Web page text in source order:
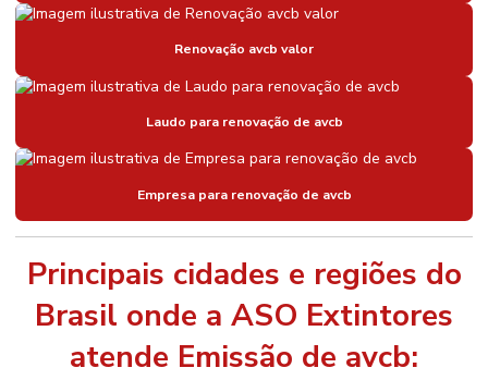
Renovação avcb valor
Laudo para renovação de avcb
Empresa para renovação de avcb
Principais cidades e regiões do
Brasil onde a ASO Extintores
atende Emissão de avcb: